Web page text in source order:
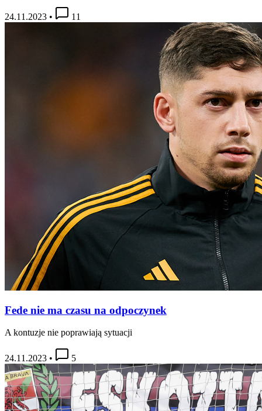
24.11.2023 • 11
Fede nie ma czasu na odpoczynek
A kontuzje nie poprawiają sytuacji
24.11.2023 • 5